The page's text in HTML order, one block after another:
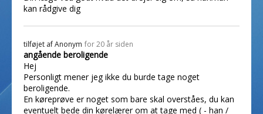
kan rådgive dig
tilføjet afAnonym for 20 år siden
angående beroligende
Hej
Personligt mener jeg ikke du burde tage noget
beroligende.
En køreprøve er noget som bare skal overståes, du kan
eventuelt bede din kørelærer om at tage med ( - han /